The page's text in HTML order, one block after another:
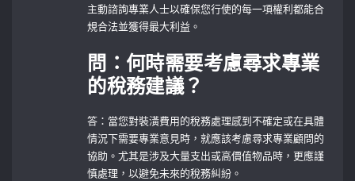
主動諮詢專業人士以確保您行使的每一項權利都能合
規合法並獲得最大利益。
問：何時需要考慮尋求專業
的稅務建議？
答：當您對裝潢費用的稅務處理感到不確定或在具體
情況下需要專業意見時，就應該考慮尋求專業顧問的
協助。尤其是涉及大量支出或高價值物品時，更應謹
慎處理，以避免未來的稅務糾紛。